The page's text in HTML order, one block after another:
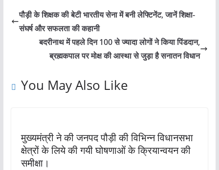
पौड़ी के शिक्षक की बेटी भारतीय सेना में बनी लेफ्टिनेंट, जानें शिक्षा-
संघर्ष और सफलता की कहानी
बदरीनाथ में पहले दिन 100 से ज्यादा लोगों ने किया पिंडदान,
ब्रह्मकपाल पर मोक्ष की आस्था से जुड़ा है सनातन विधान
You May Also Like
मुख्यमंत्री ने की जनपद पौड़ी की विभिन्न विधानसभा
क्षेत्रों के लिये की गयी घोषणाओं के क्रियान्वयन की
समीक्षा।